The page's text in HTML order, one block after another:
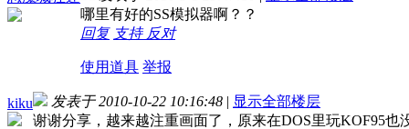
哪里有好的SS模拟器啊？？
回复 支持 反对
使用道具 举报
kiku 发表于 2010-10-22 10:16:48 | 显示全部楼层
谢谢分享，越来越注重画面了，原来在DOS里玩KOF95也